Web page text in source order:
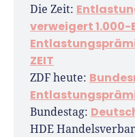
Die Zeit:
verweigert 1.000-
ZEIT
ZDF heute:
Bundestag:
HDE